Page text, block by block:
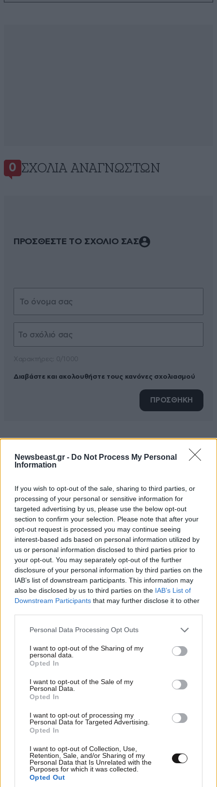
Newsbeast.gr - Do Not Process My Personal
Information
If you wish to opt-out of the sale, sharing to third parties, or
processing of your personal or sensitive information for
targeted advertising by us, please use the below opt-out
section to confirm your selection. Please note that after your
opt-out request is processed you may continue seeing
interest-based ads based on personal information utilized by
us or personal information disclosed to third parties prior to
your opt-out. You may separately opt-out of the further
disclosure of your personal information by third parties on the
IAB’s list of downstream participants. This information may
also be disclosed by us to third parties on the IAB’s List of
Downstream Participants that may further disclose it to other
Please note that this website/app uses one or more Google
not limited to your visit or usage behaviour. You may click to
grant or deny consent to Google and its third-party tags to
use your data for below specified purposes in below Google
consent section.
Personal Data Processing Opt Outs
I want to opt-out of the Sharing of my
personal data.
Opted In
I want to opt-out of the Sale of my
Personal Data.
Opted In
I want to opt-out of processing my
Personal Data for Targeted Advertising.
Opted In
I want to opt-out of Collection, Use,
Retention, Sale, and/or Sharing of my
Personal Data that Is Unrelated with the
Purposes for which it was collected.
Opted Out
0 ΣΧΌΛΙΑ ΑΝΑΓΝΩΣΤΏΝ
ΠΡΟΣΘΕΣΤΕ ΤΟ ΣΧΟΛΙΟ ΣΑΣ
Διαβάστε και ακολουθήστε τους κανόνες σχολιασμού
ΠΡΟΣΘΗΚΗ
TRENDING
ρώτησε πόσο κοστίζει για να ασελγήσει σε ένα
10χρονο κοριτσάκι